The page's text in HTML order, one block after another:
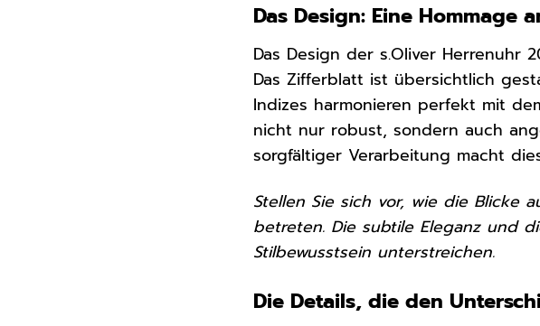
Das Design: Eine Hommage
Das Design der s.Oliver Herrenuhr
Das Zifferblatt ist übersichtlich
Indizes harmonieren perfekt mit
nicht nur robust, sondern auch
sorgfältiger Verarbeitung macht
Stellen Sie sich vor, wie die Blicke
betreten. Die subtile Eleganz und
Stilbewusstsein unterstreichen.
Die Details, die den